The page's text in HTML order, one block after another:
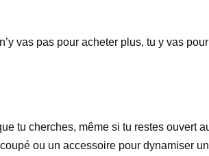
vas pas pour acheter plus, tu y vas
tu cherches, même si tu restes ouvert
ou un accessoire pour dynamiser